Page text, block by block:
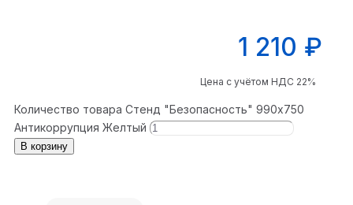
1 210 ₽
Цена с учётом НДС 22%
Количество товара Стенд "Безопасность" 990x750
Антикоррупция Желтый
В корзину